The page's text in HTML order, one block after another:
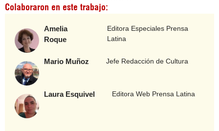
Colaboraron en este trabajo:
Amelia
Roque
Editora Especiales Prensa
Latina
Mario Muñoz Jefe Redacción de Cultura
Laura Esquivel Editora Web Prensa Latina